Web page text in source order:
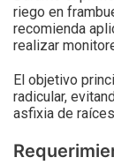
riego en
recomienda
realizar
El objetivo
radicular,
asfixia de